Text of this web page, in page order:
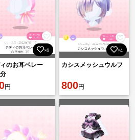
×6
のお耳ベレー
円
×4
カシスメッシュウルフ
800円